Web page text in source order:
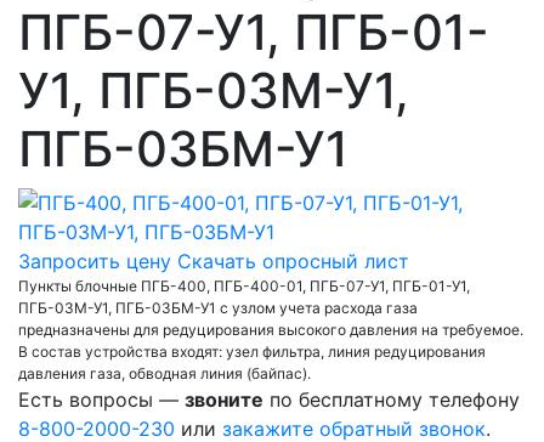
ПГБ-07-У1, ПГБ-01-
У1, ПГБ-03М-У1,
ПГБ-03БМ-У1
Запросить цену Скачать опросный лист
Пункты блочные ПГБ-400, ПГБ-400-01, ПГБ-07-У1, ПГБ-01-У1,
ПГБ-03М-У1, ПГБ-03БМ-У1 с узлом учета расхода газа
предназначены для редуцирования высокого давления на требуемое.
В состав устройства входят: узел фильтра, линия редуцирования
давления газа, обводная линия (байпас).
Есть вопросы — звоните по бесплатному телефону
8-800-2000-230 или закажите обратный звонок.